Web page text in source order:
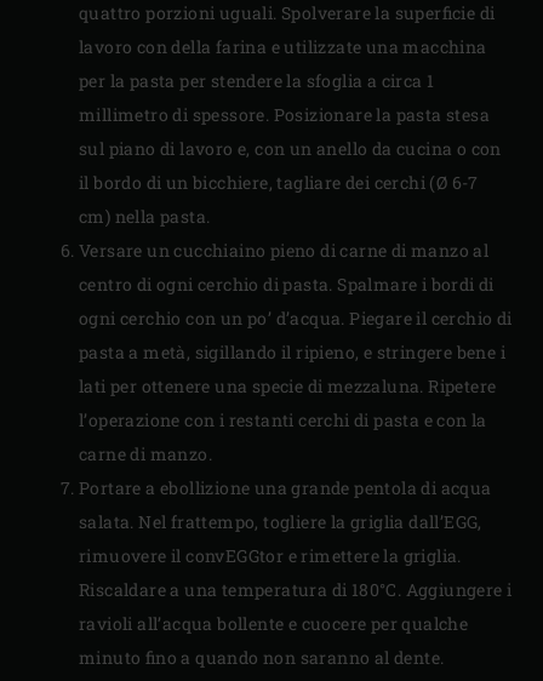
quattro porzioni uguali. Spolverare la superficie di
lavoro con della farina e utilizzate una macchina
per la pasta per stendere la sfoglia a circa 1
millimetro di spessore. Posizionare la pasta stesa
sul piano di lavoro e, con un anello da cucina o con
il bordo di un bicchiere, tagliare dei cerchi (Ø 6-7
cm) nella pasta.
Versare un cucchiaino pieno di carne di manzo al
centro di ogni cerchio di pasta. Spalmare i bordi di
ogni cerchio con un po’ d’acqua. Piegare il cerchio di
pasta a metà, sigillando il ripieno, e stringere bene i
lati per ottenere una specie di mezzaluna. Ripetere
l’operazione con i restanti cerchi di pasta e con la
carne di manzo.
Portare a ebollizione una grande pentola di acqua
salata. Nel frattempo, togliere la griglia dall’EGG,
rimuovere il convEGGtor e rimettere la griglia.
Riscaldare a una temperatura di 180°C. Aggiungere i
ravioli all’acqua bollente e cuocere per qualche
minuto fino a quando non saranno al dente.